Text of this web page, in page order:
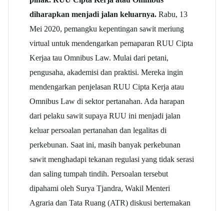
diharapkan menjadi jalan keluarnya. Rabu, 13
Mei 2020, pemangku kepentingan sawit meriung
virtual untuk mendengarkan pemaparan RUU Cipta
Kerjaa tau Omnibus Law. Mulai dari petani,
pengusaha, akademisi dan praktisi. Mereka ingin
mendengarkan penjelasan RUU Cipta Kerja atau
Omnibus Law di sektor pertanahan. Ada harapan
dari pelaku sawit supaya RUU ini menjadi jalan
keluar persoalan pertanahan dan legalitas di
perkebunan. Saat ini, masih banyak perkebunan
sawit menghadapi tekanan regulasi yang tidak serasi
dan saling tumpah tindih. Persoalan tersebut
dipahami oleh Surya Tjandra, Wakil Menteri
Agraria dan Tata Ruang (ATR) diskusi bertemakan